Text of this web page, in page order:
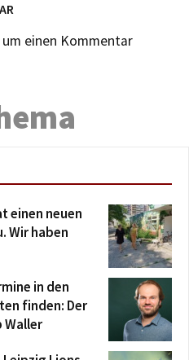
um einen Kommentar
einen neuen
Wir haben
in den
finden: Der
Waller